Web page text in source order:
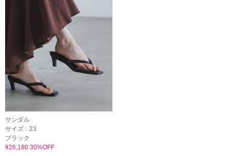
サンダル
サイズ : 23
ブラック
¥26,180 30%OFF